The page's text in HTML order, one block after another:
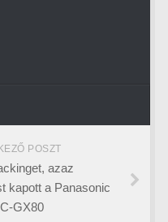
POSZT
azaz
kapott a Panasonic
GX80